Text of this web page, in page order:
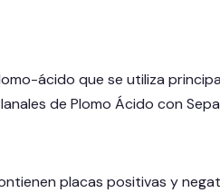
ácido que se utiliza
de Plomo Ácido con
placas positivas y